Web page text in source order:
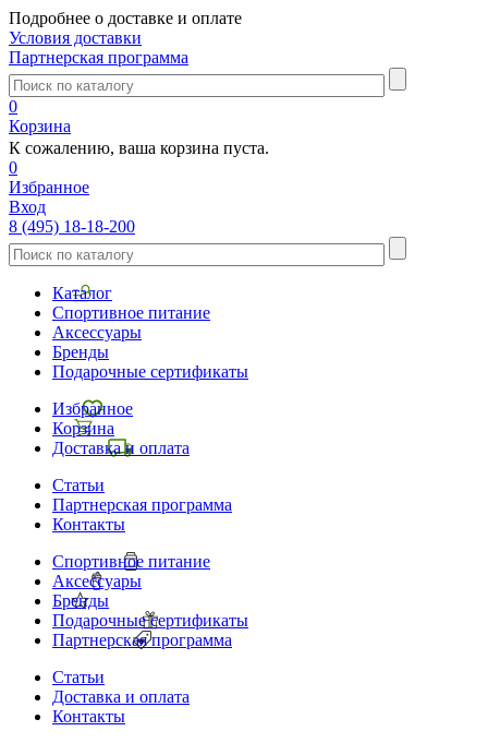
Подробнее о доставке и оплате
Условия доставки
Партнерская программа
0
Корзина
К сожалению, ваша корзина пуста.
0
Избранное
Вход
8 (495) 18-18-200
Каталог
Спортивное питание
Аксессуары
Бренды
Подарочные сертификаты
Избранное
Корзина
Доставка и оплата
Статьи
Партнерская программа
Контакты
Спортивное питание
Аксессуары
Бренды
Подарочные сертификаты
Партнерская программа
Статьи
Доставка и оплата
Контакты